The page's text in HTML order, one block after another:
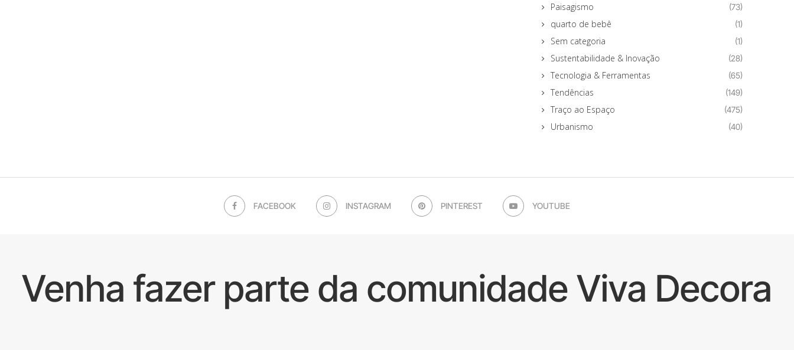
Paisagismo (73)
quarto de bebê (1)
Sem categoria (1)
Sustentabilidade & Inovação (28)
Tecnologia & Ferramentas (65)
Tendências (149)
Traço ao Espaço (475)
Urbanismo (40)
FACEBOOK INSTAGRAM PINTEREST YOUTUBE
Venha fazer parte da comunidade Viva Decora